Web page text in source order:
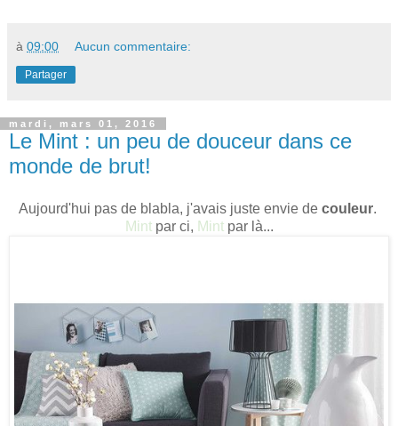
à 09:00 Aucun commentaire:
Partager
mardi, mars 01, 2016
Le Mint : un peu de douceur dans ce
monde de brut!
Aujourd'hui pas de blabla, j'avais juste envie de couleur.
Mint par ci, Mint par là...